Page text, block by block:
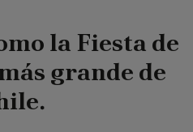
la Fiesta de
grande de